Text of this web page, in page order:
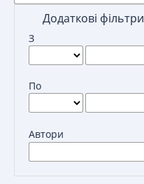
Додаткові фільтри
З
По
Автори